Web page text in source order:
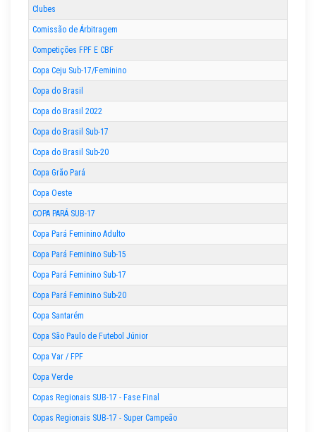
Clubes
Comissão de Árbitragem
Competições FPF E CBF
Copa Ceju Sub-17/Feminino
Copa do Brasil
Copa do Brasil 2022
Copa do Brasil Sub-17
Copa do Brasil Sub-20
Copa Grão Pará
Copa Oeste
COPA PARÁ SUB-17
Copa Pará Feminino Adulto
Copa Pará Feminino Sub-15
Copa Pará Feminino Sub-17
Copa Pará Feminino Sub-20
Copa Santarém
Copa São Paulo de Futebol Júnior
Copa Var / FPF
Copa Verde
Copas Regionais SUB-17 - Fase Final
Copas Regionais SUB-17 - Super Campeão